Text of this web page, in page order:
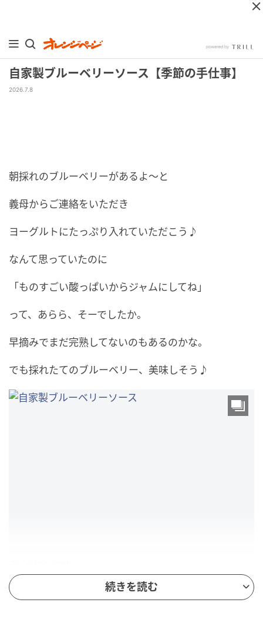
自家製ブルーベリーソース【季節の手仕事】
2026.7.8
朝採れのブルーベリーがあるよ〜と
義母からご連絡をいただき
ヨーグルトにたっぷり入れていただこう♪
なんて思っていたのに
「ものすごい酸っぱいからジャムにしてね」
って、あらら、そーでしたか。
早摘みでまだ完熟してないのもあるのかな。
でも採れたてのブルーベリー、美味しそう♪
お鍋に入れて、お砂糖は山盛り3杯加えて、
続きを読む